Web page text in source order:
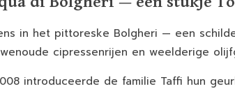
in het pittoreske Bolgheri — een
cipressenrijen en weelderige
introduceerde de familie Taffi hun